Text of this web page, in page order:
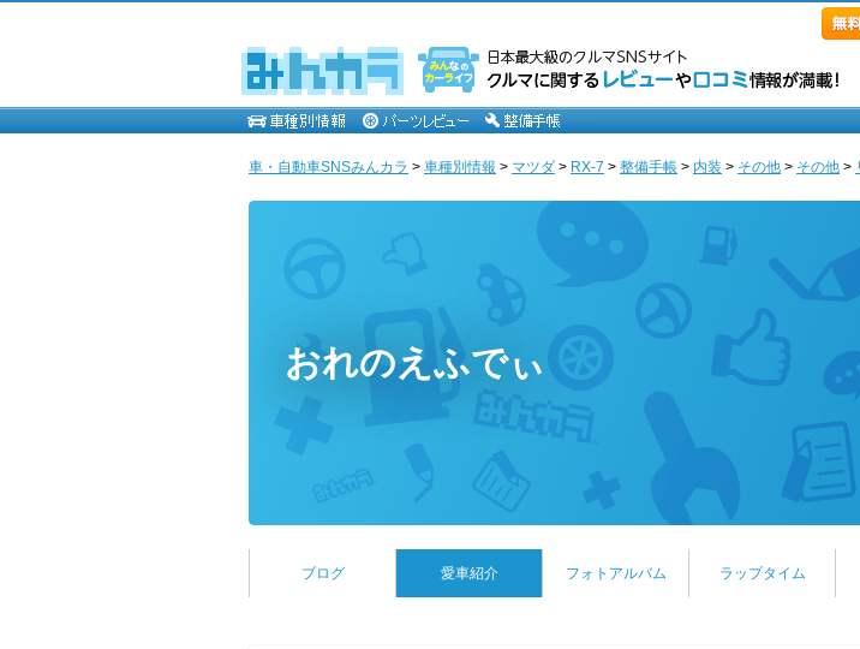
車・自動車SNSみんカラ > 車種別情報 > マツダ > RX-7 > 整備手帳 > 内装 > その他 > その他 >
おれのえふでぃ
ブログ 愛車紹介 フォトアルバム ラップタイム